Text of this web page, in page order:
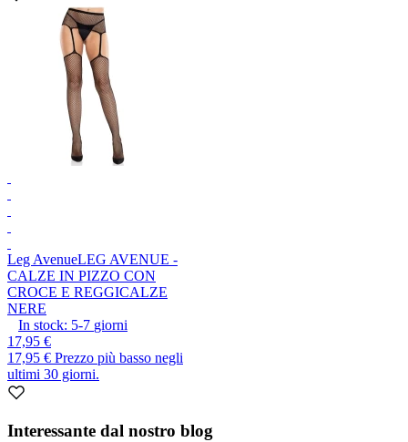
Leg AvenueLEG AVENUE -
CALZE IN PIZZO CON
CROCE E REGGICALZE
NERE
In stock: 5-7 giorni
17,95 €
17,95 € Prezzo più basso negli
ultimi 30 giorni.
Interessante dal nostro blog